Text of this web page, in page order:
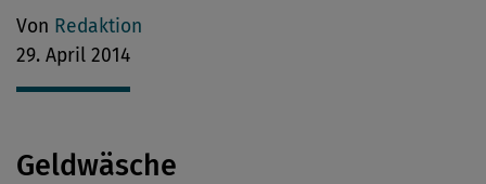
Von Redaktion
29. April 2014
Geldwäsche